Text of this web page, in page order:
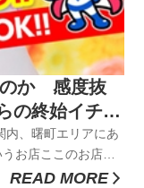
のか 感度抜
の終始イチャ
ィニッシュ！
内、曙町エリアにあ
お店ここのお店は
のに料金がめちゃ
READ MORE